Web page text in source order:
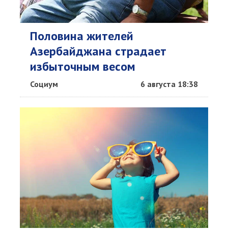
Половина жителей
Азербайджана страдает
избыточным весом
Социум 6 августа 18:38